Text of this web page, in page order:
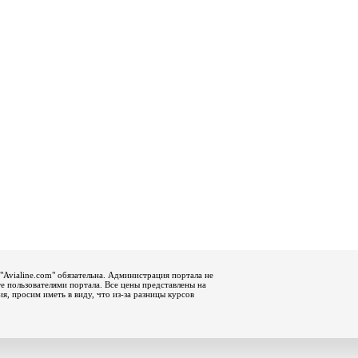
обязательна. Администрация портала не
пользователями портала. Все цены представлены на
просим иметь в виду, что из-за разницы курсов